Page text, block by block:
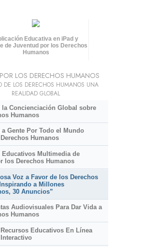
Educativa en iPad y
de Juventud por los Derechos
Humanos
LOS DERECHOS HUMANOS
DE LOS DERECHOS HUMANOS UNA
REALIDAD GLOBAL
la Concienciación Global sobre
Humanos
a Gente Por Todo el Mundo
Humanos
Educativos Multimedia de
los Derechos Humanos
Voz a Favor de los Derechos
a Millones
30 Anuncios”
Audiovisuales Para Dar Vida a
Humanos
Educativos En Línea